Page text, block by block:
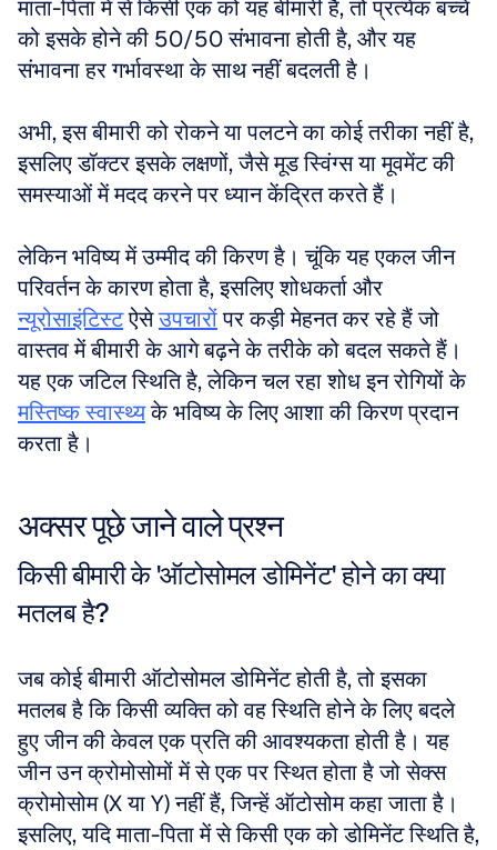
माता-पिता में से किसी एक को यह बीमारी है, तो प्रत्येक बच्चे
को इसके होने की 50/50 संभावना होती है, और यह
संभावना हर गर्भावस्था के साथ नहीं बदलती है।
अभी, इस बीमारी को रोकने या पलटने का कोई तरीका नहीं है,
इसलिए डॉक्टर इसके लक्षणों, जैसे मूड स्विंग्स या मूवमेंट की
समस्याओं में मदद करने पर ध्यान केंद्रित करते हैं।
लेकिन भविष्य में उम्मीद की किरण है। चूंकि यह एकल जीन
न्यूरोसाइंटिस्ट ऐसे उपचारों पर कड़ी मेहनत कर रहे हैं जो
वास्तव में बीमारी के आगे बढ़ने के तरीके को बदल सकते हैं।
यह एक जटिल स्थिति है, लेकिन चल रहा शोध इन रोगियों के
मस्तिष्क स्वास्थ्य के भविष्य के लिए आशा की किरण प्रदान
करता है।
अक्सर पूछे जाने वाले प्रश्न
किसी बीमारी के 'ऑटोसोमल डोमिनेंट' होने का क्या
मतलब है?
जब कोई बीमारी ऑटोसोमल डोमिनेंट होती है, तो इसका
मतलब है कि किसी व्यक्ति को वह स्थिति होने के लिए बदले
हुए जीन की केवल एक प्रति की आवश्यकता होती है। यह
जीन उन क्रोमोसोमों में से एक पर स्थित होता है जो सेक्स
क्रोमोसोम (X या Y) नहीं हैं, जिन्हें ऑटोसोम कहा जाता है।
इसलिए, यदि माता-पिता में से किसी एक को डोमिनेंट स्थिति है,